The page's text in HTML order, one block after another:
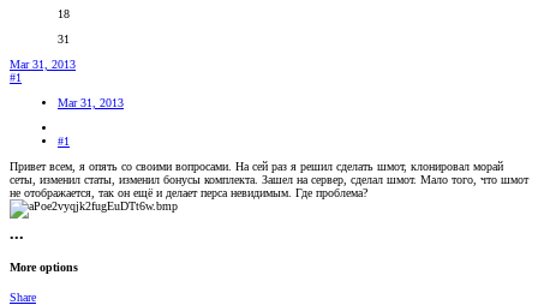
18
31
Mar 31, 2013
#1
Mar 31, 2013
#1
Привет всем, я опять со своими вопросами. На сей раз я решил сделать шмот, клонировал морай
сеты, изменил статы, изменил бонусы комплекта. Зашел на сервер, сделал шмот. Мало того, что шмот
не отображается, так он ещё и делает перса невидимым. Где проблема?
•••
More options
Share